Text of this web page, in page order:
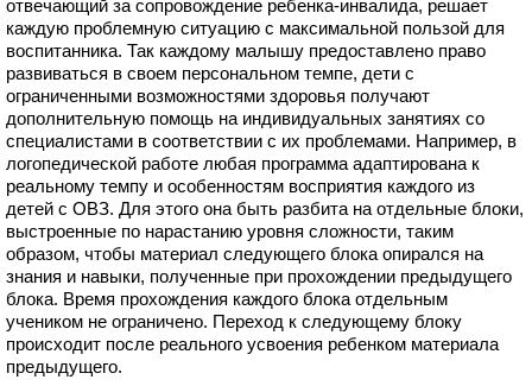
отвечающий за сопровождение ребенка-инвалида, решает
каждую проблемную ситуацию с максимальной пользой для
воспитанника. Так каждому малышу предоставлено право
развиваться в своем персональном темпе, дети с
ограниченными возможностями здоровья получают
дополнительную помощь на индивидуальных занятиях со
специалистами в соответствии с их проблемами. Например, в
логопедической работе любая программа адаптирована к
реальному темпу и особенностям восприятия каждого из
детей с ОВЗ. Для этого она быть разбита на отдельные блоки,
выстроенные по нарастанию уровня сложности, таким
образом, чтобы материал следующего блока опирался на
знания и навыки, полученные при прохождении предыдущего
блока. Время прохождения каждого блока отдельным
учеником не ограничено. Переход к следующему блоку
происходит после реального усвоения ребенком материала
предыдущего.